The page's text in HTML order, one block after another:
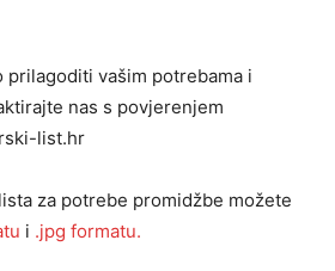
prilagoditi vašim potrebama i
nas s povjerenjem
list.hr
za potrebe promidžbe možete
i .jpg formatu.